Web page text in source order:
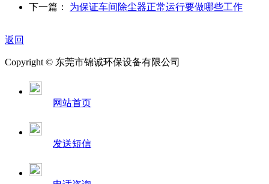
下一篇： 为保证车间除尘器正常运行要做哪些工作
返回
Copyright © 东莞市锦诚环保设备有限公司
网站首页
发送短信